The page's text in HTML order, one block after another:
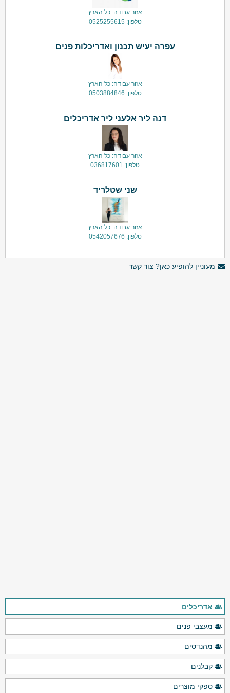
אזור עבודה: כל הארץ
טלפון: 0525255615
עפרה יעיש תכנון ואדריכלות פנים
אזור עבודה: כל הארץ
טלפון: 0503884846
דנה ליר אלעני ליר אדריכלים
אזור עבודה: כל הארץ
טלפון: 036817601
שני שטלריד
אזור עבודה: כל הארץ
טלפון: 0542057676
מעוניין להופיע כאן? צור קשר
אדריכלים
מעצבי פנים
מהנדסים
קבלנים
ספקי מוצרים